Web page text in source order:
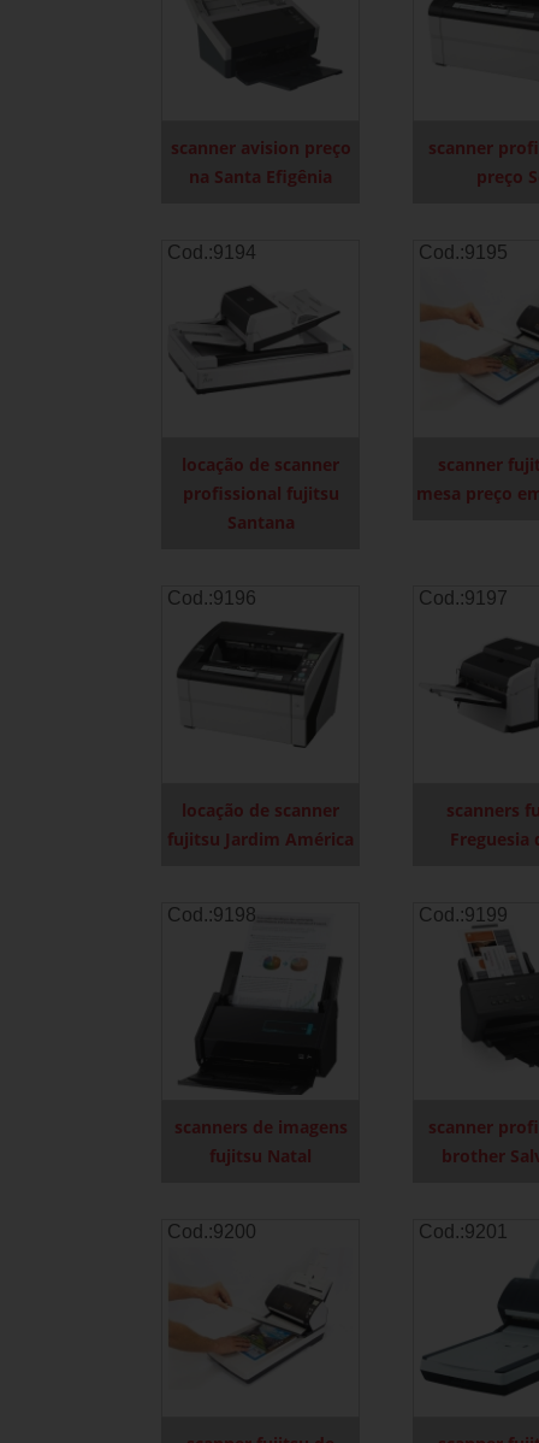
scanner avision preço
na Santa Efigênia
scanner
preço
Cod.:9194
locação de scanner
profissional fujitsu
Santana
Cod.:9195
scanner
mesa preço
Cod.:9196
locação de scanner
fujitsu Jardim América
Cod.:9197
scanners
Freguesia
Cod.:9198
scanners de imagens
fujitsu Natal
Cod.:9199
scanner
brother
Cod.:9200 Cod.:9201